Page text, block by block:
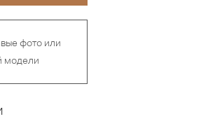
фото или
модели